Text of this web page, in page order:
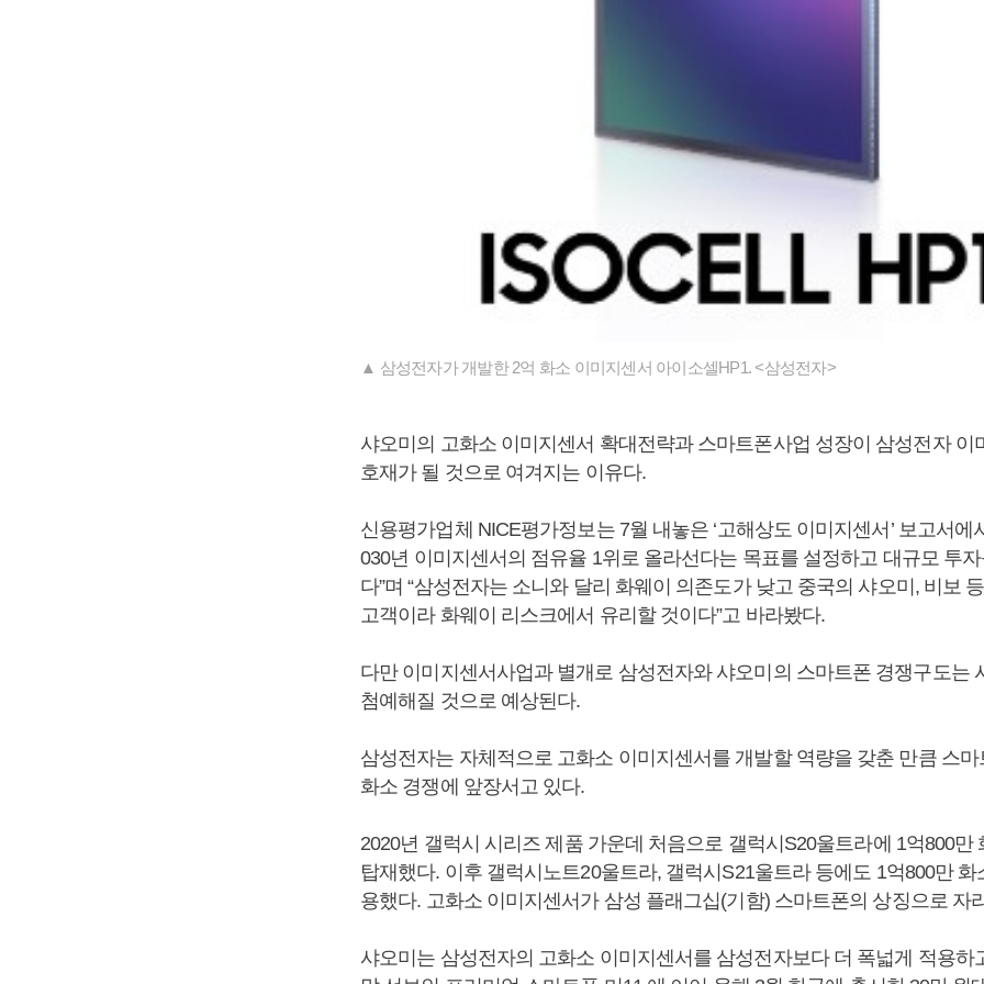
▲ 삼성전자가 개발한 2억 화소 이미지센서 아이소셀HP1. <삼성전자>
샤오미의 고화소 이미지센서 확대전략과 스마트폰사업 성장이 삼성전자 이
호재가 될 것으로 여겨지는 이유다.
신용평가업체 NICE평가정보는 7월 내놓은 ‘고해상도 이미지센서’ 보고서에
030년 이미지센서의 점유율 1위로 올라선다는 목표를 설정하고 대규모 투
다”며 “삼성전자는 소니와 달리 화웨이 의존도가 낮고 중국의 샤오미, 비보
고객이라 화웨이 리스크에서 유리할 것이다”고 바라봤다.
다만 이미지센서사업과 별개로 삼성전자와 샤오미의 스마트폰 경쟁구도는
첨예해질 것으로 예상된다.
삼성전자는 자체적으로 고화소 이미지센서를 개발할 역량을 갖춘 만큼 스
화소 경쟁에 앞장서고 있다.
2020년 갤럭시 시리즈 제품 가운데 처음으로 갤럭시S20울트라에 1억800만
탑재했다. 이후 갤럭시노트20울트라, 갤럭시S21울트라 등에도 1억800만 화
용했다. 고화소 이미지센서가 삼성 플래그십(기함) 스마트폰의 상징으로 자
샤오미는 삼성전자의 고화소 이미지센서를 삼성전자보다 더 폭넓게 적용하